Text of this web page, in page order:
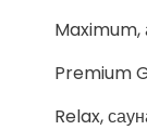
Maximum,
Premium
Relax,